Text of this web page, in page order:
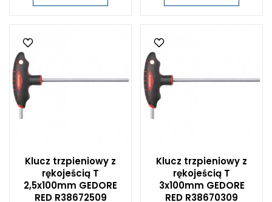
Klucz trzpieniowy z
rękojeścią T
2,5x100mm GEDORE
RED R38672509
Klucz trzpieniowy z
rękojeścią T
3x100mm GEDORE
RED R38670309